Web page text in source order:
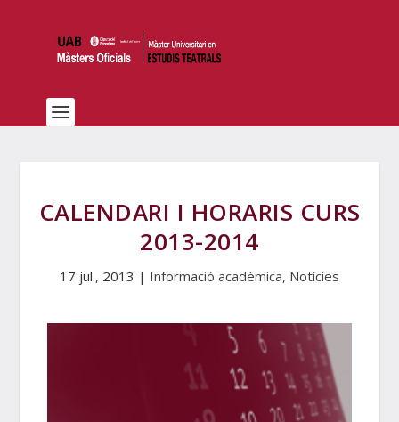
CALENDARI I HORARIS CURS
2013-2014
17 jul., 2013 | Informació acadèmica, Notícies